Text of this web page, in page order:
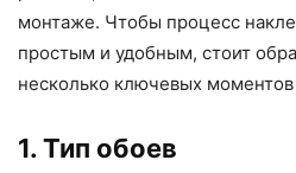
монтаже. Чтобы процесс
простым и удобным, стоит
несколько ключевых
1. Тип обоев